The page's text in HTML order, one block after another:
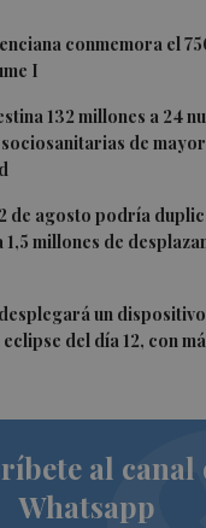
conmemora el
I
132 millones a 24
de
de agosto podría
1,5 millones de
un
del día 12, con
al canal
Whatsapp